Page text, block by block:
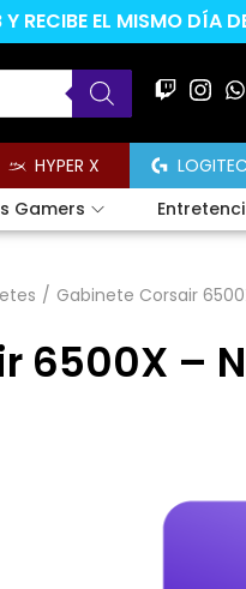
RECIBE EL MISMO DÍA
HYPER X
Gamers
/ Gabinete Corsair
6500X –